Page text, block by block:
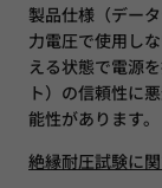
製品仕様（デー
力電圧で使用し
える状態で電源
ト）の信頼性に
能性があります。
絶縁耐圧試験に